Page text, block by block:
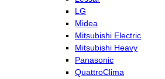
LG
Midea
Mitsubishi Electric
Mitsubishi Heavy
Panasonic
QuattroClima